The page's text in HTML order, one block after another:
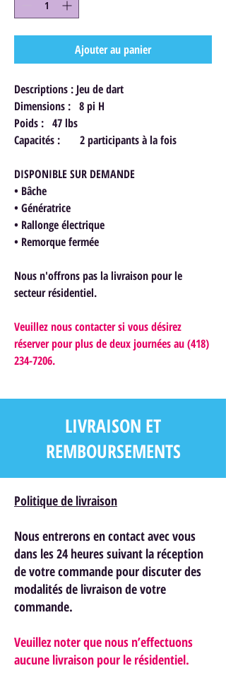
Ajouter au panier
Descriptions : Jeu de dart
Dimensions : 8 pi H
Poids : 47 lbs
Capacités : 2 participants à la fois
DISPONIBLE SUR DEMANDE
• Bâche
• Génératrice
• Rallonge électrique
• Remorque fermée
Nous n'offrons pas la livraison pour le
secteur résidentiel.
Veuillez nous contacter si vous désirez
réserver pour plus de deux journées au (418)
234-7206.
LIVRAISON ET
REMBOURSEMENTS
Politique de livraison
Nous entrerons en contact avec vous
dans les 24 heures suivant la réception
de votre commande pour discuter des
modalités de livraison de votre
commande.
Veuillez noter que nous n’effectuons
aucune livraison pour le résidentiel.